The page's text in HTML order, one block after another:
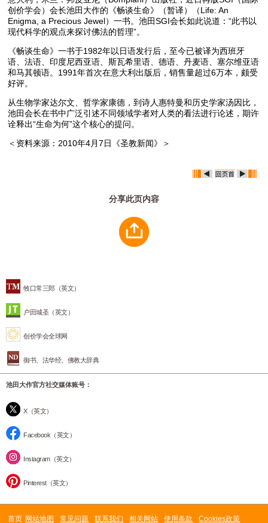
牧口常三郎（英文）
户田城圣（英文）
创价学会全球网
御书、法华经、佛教大辞典
池田大作官方社交媒体账号：
X（英文）
Facebook（英文）
Instagram（英文）
Pinterest（英文）
创价学会）会长池田大作的《畅谈生命》（暂译）（Life: An
Enigma, a Precious Jewel）一书。池田SGI会长如此说道：“此书以
现代科学的观点来探讨佛法的哲理”。
《畅谈生命》一书于1982年以日语发行后，至今已被译为西班牙
语、法语、印度尼西亚语、斯瓦希里语、德语、丹麦语、塞尔维亚语
和马其顿语。1991年首次在意大利出版后，销售量超过6万本，颇受
好评。
从生物学家达尔文、哲学家康德，到诗人惠特曼和历史学家汤因比，
池田会长在书中广泛引述不同领域学者对人类的看法进行论述，期许
诠释出“生命为何”这个核心的提问。
＜资料来源：2010年4月7日《圣教新闻》＞
分享此页内容
首页 网站地图 常见问题 联系我们 相关网站 使用条款 Cookies政策